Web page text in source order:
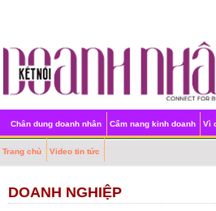
Chân dung doanh nhân Cẩm nang kinh doanh Vì
Trang chủ Video tin tức
DOANH NGHIỆP